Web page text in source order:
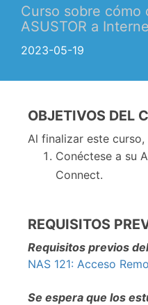
Curso sobre cómo
ASUSTOR a
2023-05-19
OBJETIVOS DEL
Al finalizar este
Conéctese a su
Connect.
REQUISITOS
Requisitos previos
NAS 121: Acceso
Se espera que los